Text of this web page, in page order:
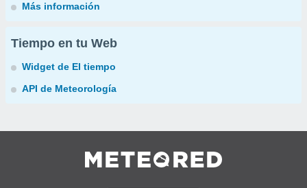
Más información
Tiempo en tu Web
Widget de El tiempo
API de Meteorología